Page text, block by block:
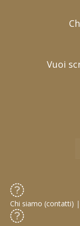
Vuoi
Chi siamo (contatti) |